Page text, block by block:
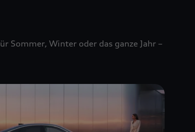
Sommer, Winter oder das ganze Jahr –